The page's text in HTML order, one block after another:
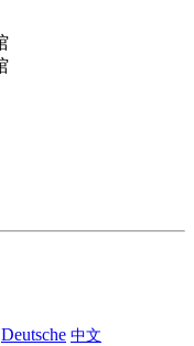
Deutsche 中文